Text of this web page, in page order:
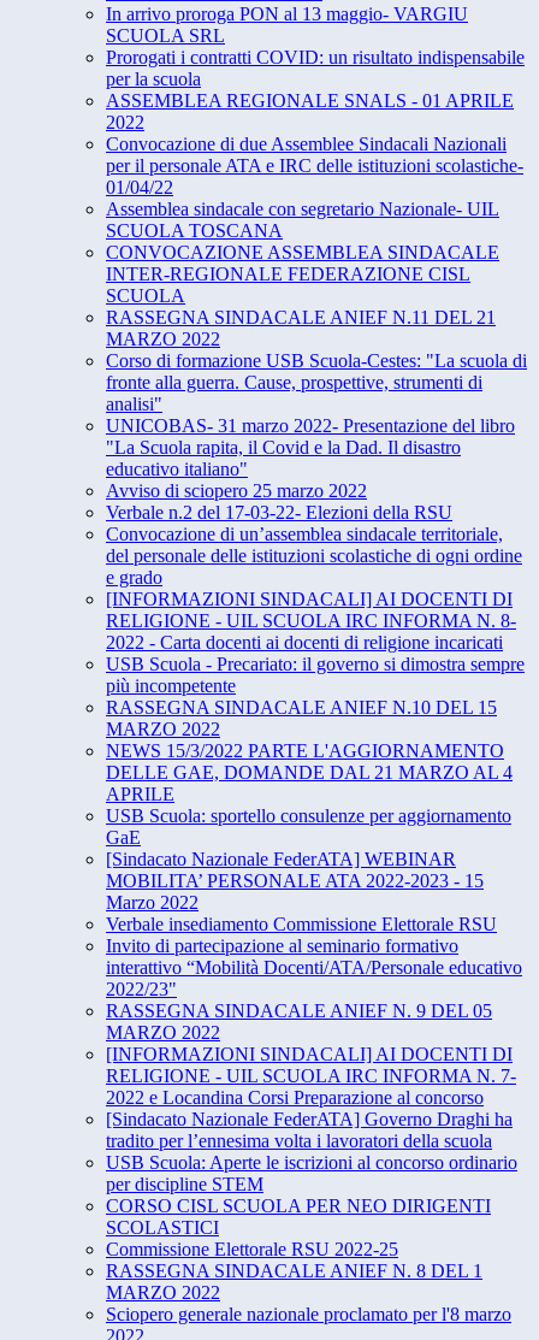
In arrivo proroga PON al 13 maggio- VARGIU
SCUOLA SRL
Prorogati i contratti COVID: un risultato indispensabile
per la scuola
ASSEMBLEA REGIONALE SNALS - 01 APRILE
2022
Convocazione di due Assemblee Sindacali Nazionali
per il personale ATA e IRC delle istituzioni scolastiche-
01/04/22
Assemblea sindacale con segretario Nazionale- UIL
SCUOLA TOSCANA
CONVOCAZIONE ASSEMBLEA SINDACALE
INTER-REGIONALE FEDERAZIONE CISL
SCUOLA
RASSEGNA SINDACALE ANIEF N.11 DEL 21
MARZO 2022
Corso di formazione USB Scuola-Cestes: "La scuola di
fronte alla guerra. Cause, prospettive, strumenti di
analisi"
UNICOBAS- 31 marzo 2022- Presentazione del libro
"La Scuola rapita, il Covid e la Dad. Il disastro
educativo italiano"
Avviso di sciopero 25 marzo 2022
Verbale n.2 del 17-03-22- Elezioni della RSU
Convocazione di un’assemblea sindacale territoriale,
del personale delle istituzioni scolastiche di ogni ordine
e grado
[INFORMAZIONI SINDACALI] AI DOCENTI DI
RELIGIONE - UIL SCUOLA IRC INFORMA N. 8-
2022 - Carta docenti ai docenti di religione incaricati
USB Scuola - Precariato: il governo si dimostra sempre
più incompetente
RASSEGNA SINDACALE ANIEF N.10 DEL 15
MARZO 2022
NEWS 15/3/2022 PARTE L'AGGIORNAMENTO
DELLE GAE, DOMANDE DAL 21 MARZO AL 4
APRILE
USB Scuola: sportello consulenze per aggiornamento
GaE
[Sindacato Nazionale FederATA] WEBINAR
MOBILITA’ PERSONALE ATA 2022-2023 - 15
Marzo 2022
Verbale insediamento Commissione Elettorale RSU
Invito di partecipazione al seminario formativo
interattivo “​Mobilità Docenti/ATA/Personale educativo
2022/23"
RASSEGNA SINDACALE ANIEF N. 9 DEL 05
MARZO 2022
[INFORMAZIONI SINDACALI] AI DOCENTI DI
RELIGIONE - UIL SCUOLA IRC INFORMA N. 7-
2022 e Locandina Corsi Preparazione al concorso
[Sindacato Nazionale FederATA] Governo Draghi ha
tradito per l’ennesima volta i lavoratori della scuola
USB Scuola: Aperte le iscrizioni al concorso ordinario
per discipline STEM
CORSO CISL SCUOLA PER NEO DIRIGENTI
SCOLASTICI
Commissione Elettorale RSU 2022-25
RASSEGNA SINDACALE ANIEF N. 8 DEL 1
MARZO 2022
Sciopero generale nazionale proclamato per l'8 marzo